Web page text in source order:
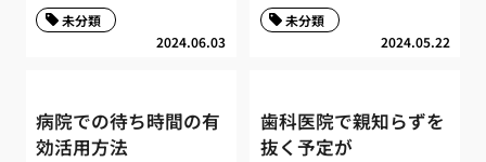
2024.06.03
未分類
2024.05.22
未分類
病院での待ち時間の有
効活用方法
歯科医院で親知らずを
抜く予定が